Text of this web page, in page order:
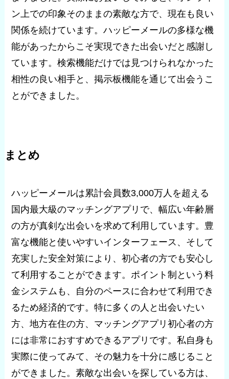
ン上での印象そのままの素敵な方で、現在も良い
関係を続けています。ハッピーメールの多様な機
能があったからこそ実現できた出会いだと感謝し
ています。検索機能だけでは見つけられなかった
相性の良い相手と、掲示板機能を通じて出会うこ
とができました。
まとめ
ハッピーメールは累計会員数3,000万人を超える
国内最大級のマッチングアプリで、幅広い年齢層
の方が真剣な出会いを求めて利用しています。豊
富な機能と使いやすいインターフェース、そして
充実した安全対策により、初心者の方でも安心し
て利用することができます。ポイント制という料
金システムも、自分のペースに合わせて利用でき
るため経済的です。特に多くの人と出会いたい
方、地方在住の方、マッチングアプリ初心者の方
には非常におすすめできるアプリです。私自身も
実際に使ってみて、その魅力を十分に感じること
ができました。素敵な出会いを探している方は、